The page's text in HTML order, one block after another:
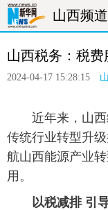
山西频道
产经 医卫
山西税务：税
2024-04-17 15:28:15
近年来，山西
传统行业转型升
航山西能源产业
用。
以税减排 引